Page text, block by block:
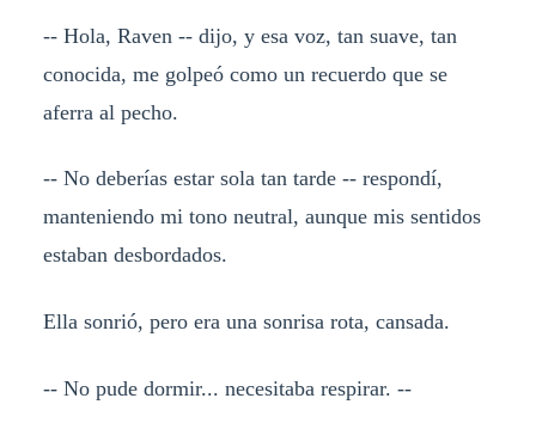
-- Hola, Raven -- dijo, y esa voz, tan suave, tan
conocida, me golpeó como un recuerdo que se
aferra al pecho.
-- No deberías estar sola tan tarde -- respondí,
manteniendo mi tono neutral, aunque mis sentidos
estaban desbordados.
Ella sonrió, pero era una sonrisa rota, cansada.
-- No pude dormir... necesitaba respirar. --